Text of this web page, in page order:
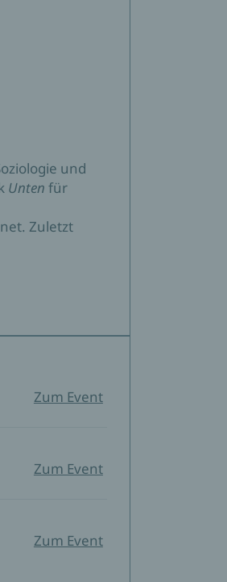
und
Unten für
Zuletzt
Zum Event
Zum Event
Zum Event